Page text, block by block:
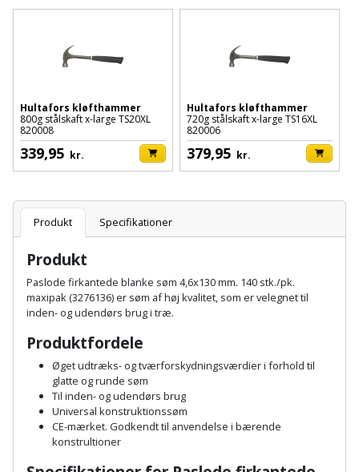
Garageport
Gelænder
Gips
Grundmursplader
Hardieplank
brædder
Hemsestige
Isolering
Komposit
terrassebrædder
Lecablokke
fundablokke
skumpistol
Gevindskærer
Gipsværktøj
Glasskærer
Hæftepistol
og
hammer
Hammer
Høvl
Bits
Bor
Bore-
skruemaskine
Borehammer
Boremaskinetilbehør
Detektor
Diamantskæremaskine
Motorsav
kædesav
Motorsav
og
tilbehør
Pælebor
Plæneklipper
Plæneklipper
tilbehør
Robotplæneklipper
Robotplæneklipper
tilbehør
Brændeovn
Brandslukker
Brugskunst
Camping
Damprengøring
Dørmåtte
Dørrist
Drivhustilbehør
Elartikler
Flagstænger
og
Spartelmasse
væg
Tape
Rør
fittings
Ventilation
og
indeklima
Gaveideer
Aktiviteter
Hultafors kløfthammer
800g stålskaft x-large TS20XL
820008
339,95 kr.
Hultafors kløfthammer
720g stålskaft x-large TS16XL
820006
379,95 kr.
Produkt Specifikationer
Produkt
Paslode firkantede blanke søm 4,6x130 mm. 140 stk./pk.
maxipak (3276136) er søm af høj kvalitet, som er velegnet til
inden- og udendørs brug i træ.
Produktfordele
Øget udtræks- og tværforskydningsværdier i forhold til
glatte og runde søm
Til inden- og udendørs brug
Universal konstruktionssøm
CE-mærket. Godkendt til anvendelse i bærende
konstrultioner